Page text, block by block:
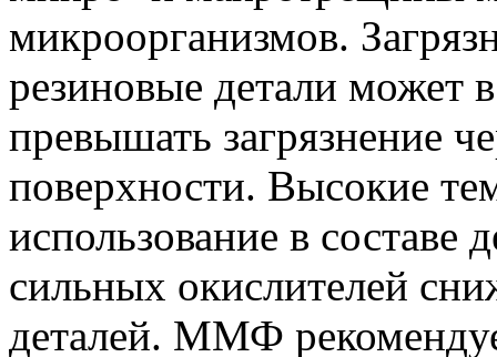
микроорганизмов.
резиновые детали может
превышать загрязнение
поверхности. Высокие
использование в
сильных окислителей
деталей. ММФ